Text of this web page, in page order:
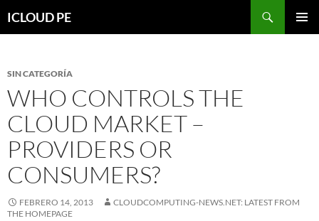
hacia
ICLOUD PE
SIN CATEGORÍA
WHO CONTROLS THE
CLOUD MARKET –
PROVIDERS OR
CONSUMERS?
FEBRERO 14, 2013
CLOUDCOMPUTING-NEWS.NET: LATEST FROM
THE HOMEPAGE